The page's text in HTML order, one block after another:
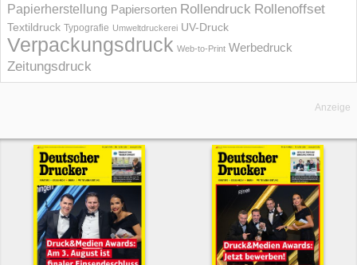
Papierherstellung Papiersorten Rollendruck Rollenoffset
Textildruck Typografie Umweltdruckerei UV-Druck
Verpackungsdruck Web-to-Print Werbedruck
Zeitungsdruck
Anzeige